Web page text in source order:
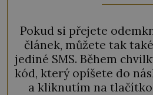
Pokud si přejete
článek, můžete tak
jediné SMS. Během
kód, který opíšete do
a kliknutím na